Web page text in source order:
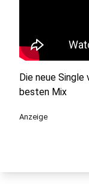
Die neue Single
besten Mix
Anzeige